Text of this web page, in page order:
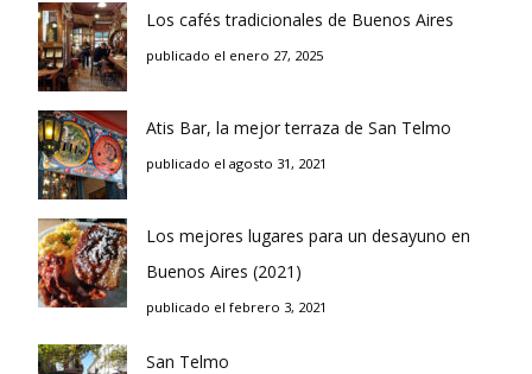
Los cafés tradicionales de Buenos Aires
publicado el enero 27, 2025
Atis Bar, la mejor terraza de San Telmo
publicado el agosto 31, 2021
Los mejores lugares para un desayuno en
Buenos Aires (2021)
publicado el febrero 3, 2021
San Telmo